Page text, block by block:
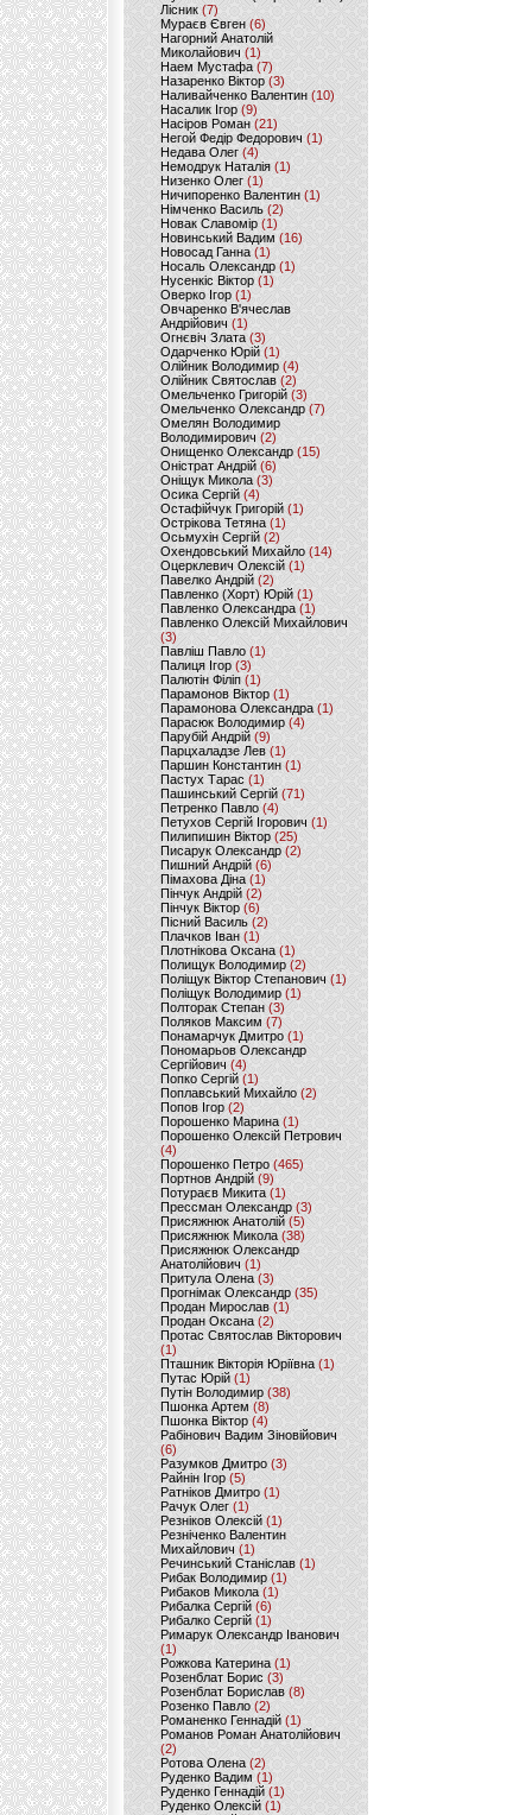
Лісник (7)
Мураєв Євген(6)
Нагорний Анатолій
Миколайович (1)
Наем Мустафа (7)
Назаренко Віктор (3)
Наливайченко Валентин (10)
Насалик Ігор(9)
Насіров Роман (21)
Негой Федір Федорович(1)
Недава Олег(4)
Немодрук Наталія(1)
Низенко Олег (1)
Ничипоренко Валентин (1)
Німченко Василь (2)
Новак Славомір (1)
Новинський Вадим (16)
Новосад Ганна (1)
Носаль Олександр (1)
Нусенкіс Віктор (1)
Оверко Ігор (1)
Овчаренко В'ячеслав
Андрійович(1)
Огнєвіч Злата (3)
Одарченко Юрій(1)
Олійник Володимир (4)
Олійник Святослав (2)
Омельченко Григорій (3)
Омельченко Олександр(7)
Омелян Володимир
Володимирович (2)
Онищенко Олександр (15)
Оністрат Андрій (6)
Оніщук Микола (3)
Осика Сергій(4)
Остафійчук Григорій(1)
Острікова Тетяна (1)
Осьмухін Сергій (2)
Охендовський Михайло (14)
Оцерклевич Олексій (1)
Павелко Андрій (2)
Павленко (Хорт) Юрій (1)
Павленко Олександра (1)
Павленко Олексій Михайлович
(3)
Павліш Павло(1)
Палиця Ігор (3)
Палютін Філіп(1)
Парамонов Віктор (1)
Парамонова Олександра(1)
Парасюк Володимир(4)
Парубій Андрій (9)
Парцхаладзе Лев (1)
Паршин Константин(1)
Пастух Тарас (1)
Пашинський Сергій (71)
Петренко Павло (4)
Петухов Сергій Ігорович (1)
Пилипишин Віктор(25)
Писарук Олександр(2)
Пишний Андрій (6)
Пімахова Діна(1)
Пінчук Андрій(2)
Пінчук Віктор (6)
Пісний Василь (2)
Плачков Іван(1)
Плотнікова Оксана (1)
Полищук Володимир(2)
Поліщук Віктор Степанович(1)
Поліщук Володимир (1)
Полторак Степан(3)
Поляков Максим (7)
Понамарчук Дмитро (1)
Пономарьов Олександр
Сергійович(4)
Попко Сергій (1)
Поплавський Михайло (2)
Попов Ігор(2)
Порошенко Марина (1)
Порошенко Олексій Петрович
(4)
Порошенко Петро (465)
Портнов Андрій (9)
Потураєв Микита(1)
Прессман Олександр(3)
Присяжнюк Анатолій (5)
Присяжнюк Микола (38)
Присяжнюк Олександр
Анатолійович (1)
Притула Олена (3)
Прогнімак Олександр(35)
Продан Мирослав(1)
Продан Оксана (2)
Протас Святослав Вікторович
(1)
Пташник Вікторія Юріївна (1)
Путас Юрій (1)
Путін Володимир(38)
Пшонка Артем (8)
Пшонка Віктор(4)
Рабінович Вадим Зіновійович
(6)
Разумков Дмитро (3)
Райнін Ігор(5)
Ратніков Дмитро (1)
Рачук Олег (1)
Резніков Олексій(1)
Резніченко Валентин
Михайлович (1)
Речинський Станіслав (1)
Рибак Володимир(1)
Рибаков Микола(1)
Рибалка Сергій (6)
Рибалко Сергій (1)
Римарук Олександр Іванович
(1)
Рожкова Катерина(1)
Розенблат Борис (3)
Розенблат Борислав (8)
Розенко Павло (2)
Романенко Геннадій (1)
Романов Роман Анатолійович
(2)
Ротова Олена(2)
Руденко Вадим (1)
Руденко Геннадій (1)
Руденко Олексій(1)